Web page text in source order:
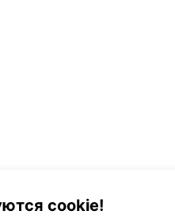
cookie!